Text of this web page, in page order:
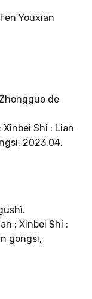
Youxian
de
Shi : Lian
2023.04.
; Xinbei Shi :
gongsi,